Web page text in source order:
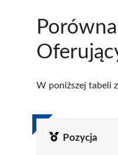
W poniższej tabeli
Pozycja